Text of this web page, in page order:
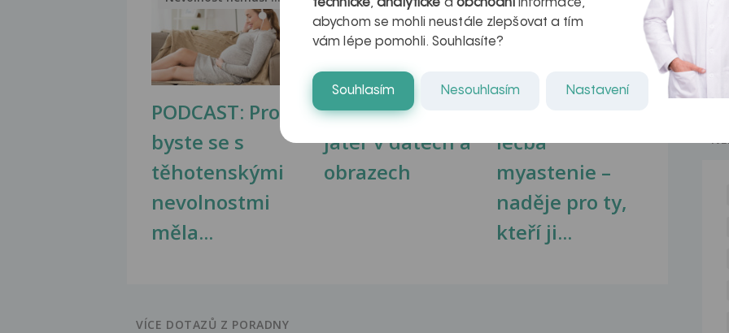
PODCAST: Proč
byste se s
těhotenskými
nevolnostmi
měla...
Ztukovatění
jater v datech a
obrazech
léčba
myastenie –
naděje pro ty,
kteří ji...
VÍCE DOTAZŮ Z PORADNY
technické,analytické a obchodníinformace,
abychom se mohli neustále zlepšovat a tím
vám lépe pomohli. Souhlasíte?
Souhlasím Nesouhlasím Nastavení